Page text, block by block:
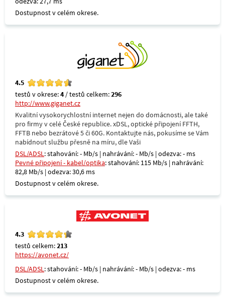
Dostupnost v celém okrese.
4.5
testů v okrese:4 / testů celkem:296
http://www.giganet.cz
Kvalitní vysokorychlostní internet nejen do domácnosti, ale také
pro firmy v celé České republice. xDSL, optické připojení FFTH,
FFTB nebo bezrátové 5 či 60G. Kontaktujte nás, pokusíme se Vám
nabídnout službu přesně na míru, dle Vaši
DSL/ADSL: stahování: - Mb/s | nahrávání: - Mb/s | odezva: - ms
Pevné připojení - kabel/optika: stahování: 115 Mb/s | nahrávání:
82,8 Mb/s | odezva: 30,6 ms
Dostupnost v celém okrese.
4.3
testů celkem:213
https://avonet.cz/
DSL/ADSL: stahování: - Mb/s | nahrávání: - Mb/s | odezva: - ms
Dostupnost v celém okrese.